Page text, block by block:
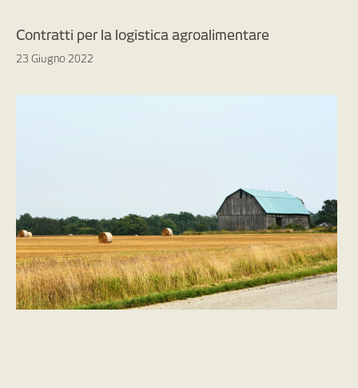
Contratti per la logistica agroalimentare
23 Giugno 2022